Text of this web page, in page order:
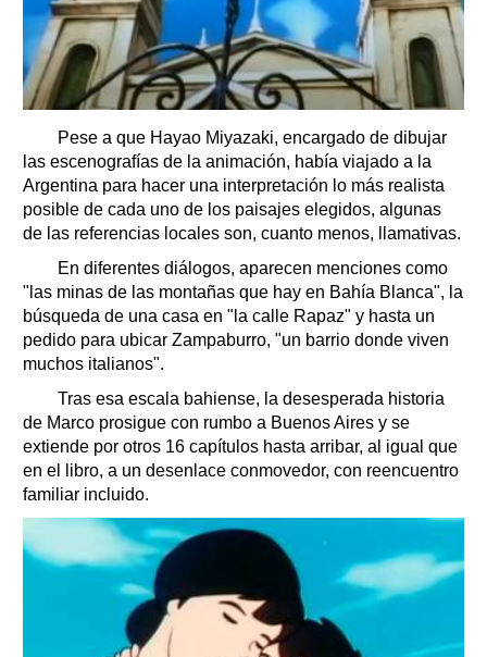
Pese a que Hayao Miyazaki, encargado de dibujar
las escenografías de la animación, había viajado a la
Argentina para hacer una interpretación lo más realista
posible de cada uno de los paisajes elegidos, algunas
de las referencias locales son, cuanto menos, llamativas.
En diferentes diálogos, aparecen menciones como
"las minas de las montañas que hay en Bahía Blanca", la
búsqueda de una casa en "la calle Rapaz" y hasta un
pedido para ubicar Zampaburro, "un barrio donde viven
muchos italianos".
Tras esa escala bahiense, la desesperada historia
de Marco prosigue con rumbo a Buenos Aires y se
extiende por otros 16 capítulos hasta arribar, al igual que
en el libro, a un desenlace conmovedor, con reencuentro
familiar incluido.